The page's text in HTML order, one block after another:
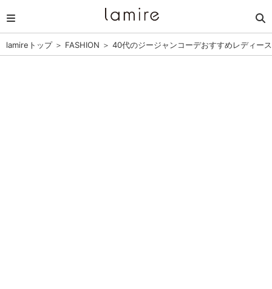
lamireトップ＞ FASHION ＞ 40代のジージャンコーデおすすめレディー